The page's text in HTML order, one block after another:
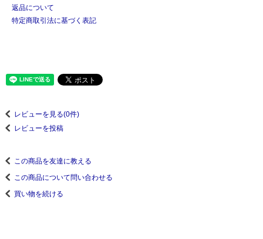
返品について
特定商取引法に基づく表記
レビューを見る(0件)
レビューを投稿
この商品を友達に教える
この商品について問い合わせる
買い物を続ける